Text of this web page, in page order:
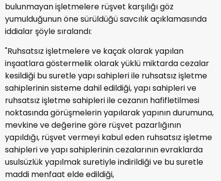
bulunmayan işletmelere rüşvet karşılığı göz
yumulduğunun öne sürüldüğü savcılık açıklamasında
iddialar şöyle sıralandı:
"Ruhsatsız işletmelere ve kaçak olarak yapılan
inşaatlara göstermelik olarak yüklü miktarda cezalar
kesildiği bu suretle yapı sahipleri ile ruhsatsız işletme
sahiplerinin sisteme dahil edildiği, yapı sahipleri ve
ruhsatsız işletme sahipleri ile cezanın hafifletilmesi
noktasında görüşmelerin yapılarak yapının durumuna,
mevkine ve değerine göre rüşvet pazarlığının
yapıldığı, rüşvet vermeyi kabul eden ruhsatsız işletme
sahipleri ve yapı sahiplerinin cezalarının evraklarda
usulsüzlük yapılmak suretiyle indirildiği ve bu suretle
maddi menfaat elde edildiği,